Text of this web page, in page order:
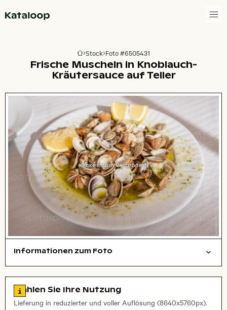
Zur Homepage
Stock Foto #6505431
Frische Muscheln in Knoblauch-
Kräutersauce auf Teller
Klicken zum Vergrößern
Informationen zum Foto
Zu den Lizenzinformationen springen
Wählen Sie Ihre Nutzung
Lieferung in reduzierter und voller Auflösung (8640x5760px).